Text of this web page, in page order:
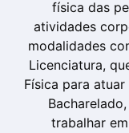
física das
atividades
modalidades
Licenciatura,
Física para
trabalhar